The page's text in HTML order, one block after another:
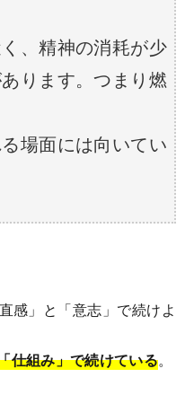
、精神の消耗が少
ります。つまり燃
場面には向いてい
感」と「意志」で続けよ
仕組み」で続けている。